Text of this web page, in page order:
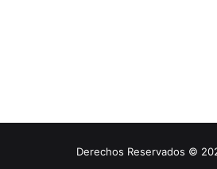
Derechos Reservados ©